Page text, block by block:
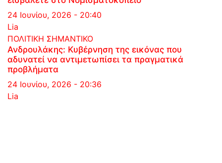
24 Ιουνίου, 2026 - 20:40
Lia
ΠΟΛΙΤΙΚΗ ΣΗΜΑΝΤΙΚΟ
Ανδρουλάκης: Κυβέρνηση της εικόνας που
αδυνατεί να αντιμετωπίσει τα πραγματικά
προβλήματα
24 Ιουνίου, 2026 - 20:36
Lia